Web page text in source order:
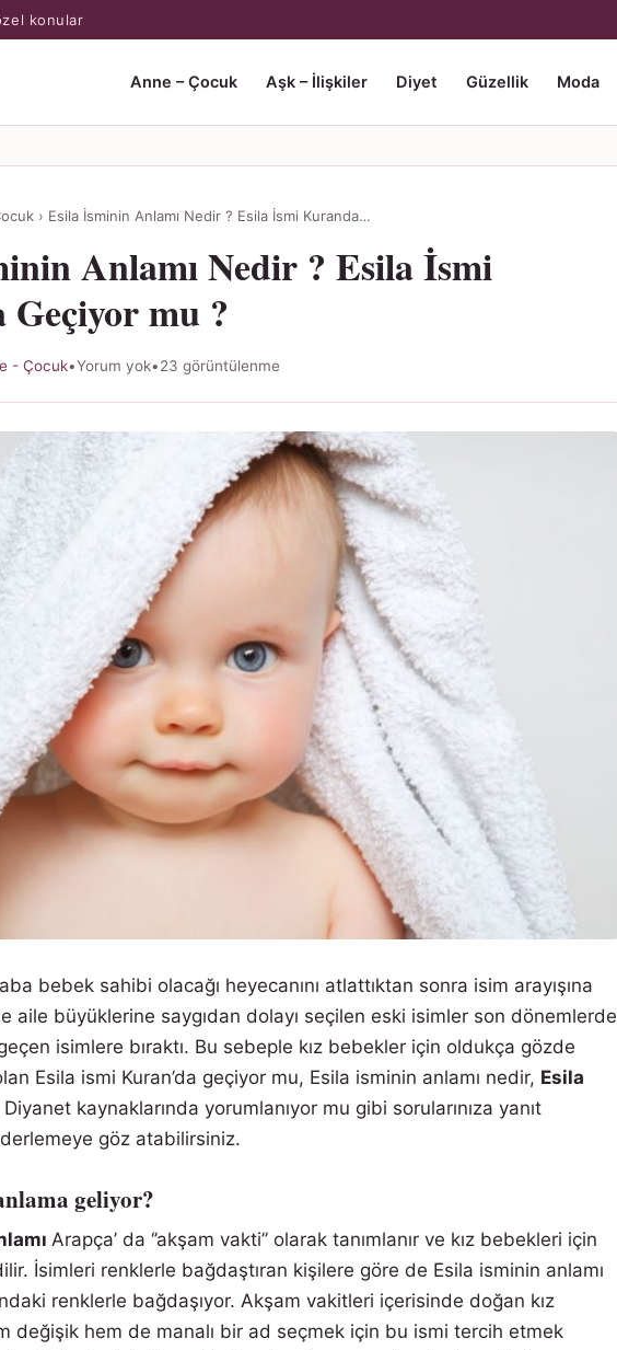
konular
Anne – Çocuk Aşk – İlişkiler Diyet Güzellik Moda
› Esila İsminin Anlamı Nedir ? Esila İsmi Kuranda…
Anlamı Nedir ? Esila İsmi
mu ?
- Çocuk•Yorum yok•23 görüntülenme
bebek sahibi olacağı heyecanını atlattıktan sonra isim arayışına
aile büyüklerine saygıdan dolayı seçilen eski isimler son dönemlerde
isimlere bıraktı. Bu sebeple kız bebekler için oldukça gözde
Esila ismi Kuran’da geçiyor mu, Esila isminin anlamı nedir, Esila
Diyanet kaynaklarında yorumlanıyor mu gibi sorularınıza yanıt
göz atabilirsiniz.
geliyor?
Arapça’ da ‘’akşam vakti’’ olarak tanımlanır ve kız bebekleri için
İsimleri renklerle bağdaştıran kişilere göre de Esila isminin anlamı
renklerle bağdaşıyor. Akşam vakitleri içerisinde doğan kız
değişik hem de manalı bir ad seçmek için bu ismi tercih etmek